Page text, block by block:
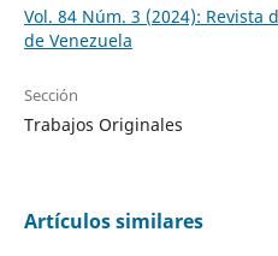
Vol. 84 Núm. 3 (2024): Revista
de Venezuela
Sección
Trabajos Originales
Artículos similares